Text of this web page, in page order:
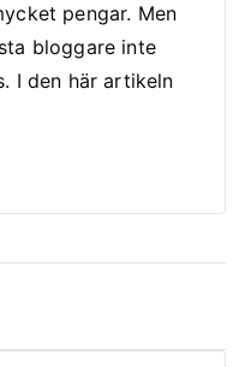
pengar. Men
bloggare inte
I den här artikeln